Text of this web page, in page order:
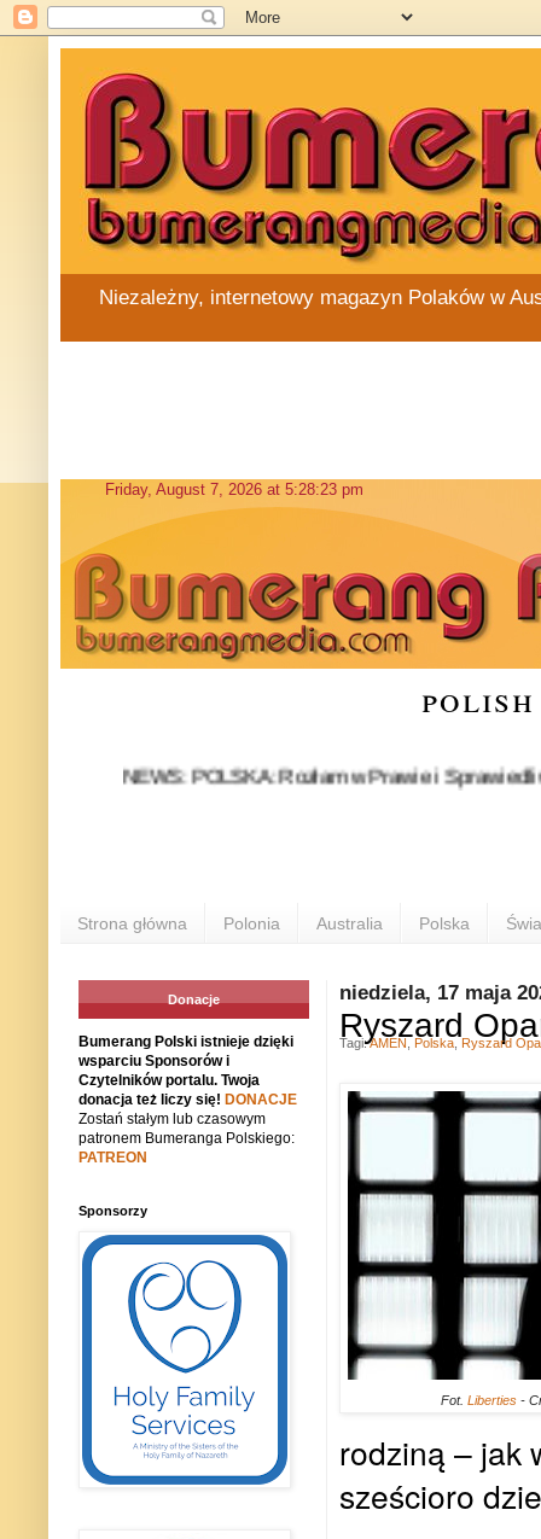
Niezależny, internetowy magazyn Polaków w
NEWS: POLSKA: Rozłam w Prawie i
Strona główna Polonia Australia Polska
niedziela, 17 maja
Ryszard
Fot. Liberties-
rodziną – jak
sześcioro
Tagi:AMEN Polska Ryszard
Donacje
Bumerang Polski istnieje dzięki
wsparciu Sponsorów i
Czytelników portalu. Twoja
donacja też liczy się! DONACJE
Zostań stałym lub czasowym
patronem Bumeranga Polskiego:
PATREON
Sponsorzy